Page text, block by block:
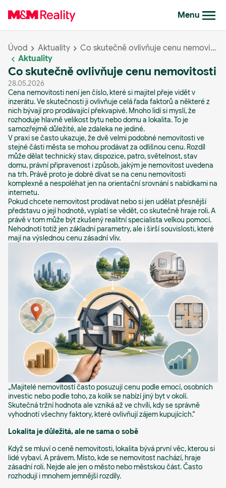
Menu
Úvod Aktuality
Co skutečně ovlivňuje cenu nemovitosti
Aktuality
Co skutečně ovlivňuje cenu nemovitosti
28.05.2026
Cena nemovitosti není jen číslo, které si majitel přeje vidět v
inzerátu. Ve skutečnosti ji ovlivňuje celá řada faktorů a některé z
nich bývají pro prodávající překvapivé. Mnoho lidí si myslí, že
rozhoduje hlavně velikost bytu nebo domu a lokalita. To je
samozřejmě důležité, ale zdaleka ne jediné.
V praxi se často ukazuje, že dvě velmi podobné nemovitosti ve
stejné části města se mohou prodávat za odlišnou cenu. Rozdíl
může dělat technický stav, dispozice, patro, světelnost, stav
domu, právní připravenost i způsob, jakým je nemovitost uvedena
na trh. Právě proto je dobré dívat se na cenu nemovitosti
komplexně a nespoléhat jen na orientační srovnání s nabídkami na
internetu.
Pokud chcete nemovitost prodávat nebo si jen udělat přesnější
představu o její hodnotě, vyplatí se vědět, co skutečně hraje roli. A
právě v tom může být zkušený realitní specialista velkou pomocí.
Nehodnotí totiž jen základní parametry, ale i širší souvislosti, které
mají na výslednou cenu zásadní vliv.
„Majitelé nemovitostí často posuzují cenu podle emocí, osobních
investic nebo podle toho, za kolik se nabízí jiný byt v okolí.
Skutečná tržní hodnota ale vzniká až ve chvíli, kdy se správně
vyhodnotí všechny faktory, které ovlivňují zájem kupujících.“
Lokalita je důležitá, ale ne sama o sobě
Když se mluví o ceně nemovitosti, lokalita bývá první věc, kterou si
lidé vybaví. A právem. Místo, kde se nemovitost nachází, hraje
zásadní roli. Nejde ale jen o město nebo městskou část. Často
rozhodují i mnohem jemnější rozdíly.